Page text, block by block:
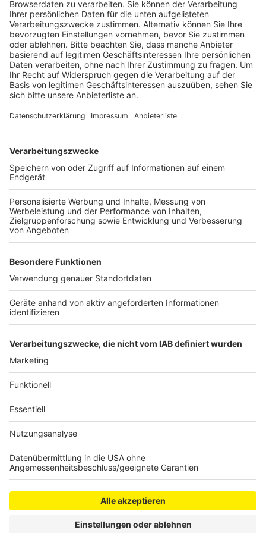
Anzeige
den Griff zu bekommen.
Veröffentlicht:Samstag, 23.10.2021 07:49
Anzeige
Schulzentrums Lechenich – das waren bis Mitte Juli
Flutkatastrophe fertig zu werden, sind einige Projekte
in den Hintergrund gerückt.
Bürgermeisterin Carolin Weitzel hat beispielsweise die
Umorganisation der Stadtverwaltung erst einmal
gestoppt. Auf die Großprojekte, wie zum Beispiel die
Ansiedlung der Hochschule, hat die Bewältigung der
Laut Bürgermeisterin Carolin Weitzel laufen die
Gespräche und Vorbereitungen für den Campus Rhein-
Erft wie geplant weiter.
Anzeige
Anzeige